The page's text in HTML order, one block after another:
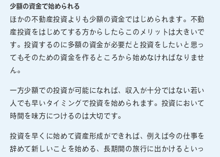
少額の資金で始められる
ほかの不動産投資よりも少額の資金ではじめられます。不動
産投資をはじめてする方からしたらこのメリットは大きいで
す。投資するのに多額の資金が必要だと投資をしたいと思っ
てもそのための資金を作るところから始めなければなりませ
ん。
一方少額での投資が可能になれば、収入が十分ではない若い
人でも早いタイミングで投資を始められます。投資において
時間を味方につけるのは大切です。
投資を早くに始めて資産形成ができれば、例えば今の仕事を
辞めて新しいことを始める、長期間の旅行に出かけるといっ